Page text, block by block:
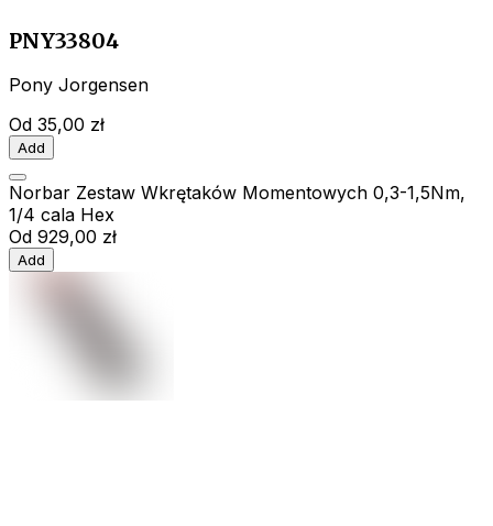
PNY33804
Pony Jorgensen
Od 35,00 zł
Add
Norbar Zestaw Wkrętaków Momentowych 0,3-1,5Nm,
1/4 cala Hex
Od 929,00 zł
Add